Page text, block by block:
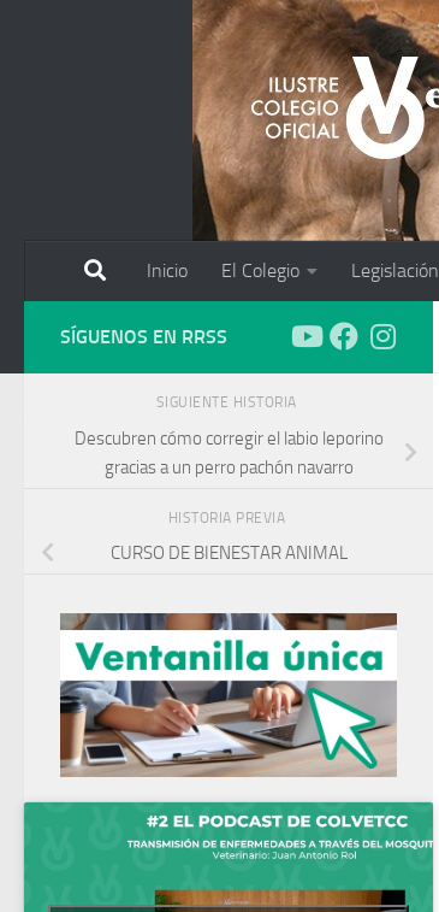
Inicio El Colegio Legislación
SÍGUENOS EN RRSS
SIGUIENTE HISTORIA
Descubren cómo corregir el labio leporino
gracias a un perro pachón navarro
HISTORIA PREVIA
CURSO DE BIENESTAR ANIMAL